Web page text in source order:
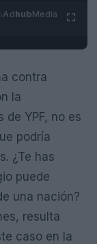
AdhubMedia
contra
la
YPF, no es
podría
¿Te has
puede
una nación?
resulta
caso en la